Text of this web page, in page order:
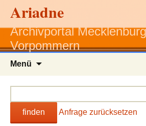
Ariadne
Archivportal
Vorpommern
Menü
finden Anfrage zurücksetzen